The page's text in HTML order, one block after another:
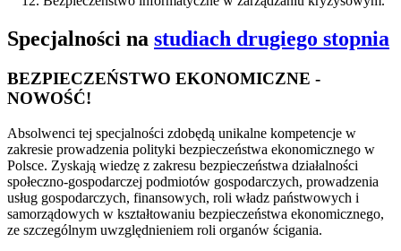
Specjalności na studiach drugiego stopnia
BEZPIECZEŃSTWO EKONOMICZNE -
NOWOŚĆ!
Absolwenci tej specjalności zdobędą unikalne kompetencje w
zakresie prowadzenia polityki bezpieczeństwa ekonomicznego w
Polsce. Zyskają wiedzę z zakresu bezpieczeństwa działalności
społeczno-gospodarczej podmiotów gospodarczych, prowadzenia
usług gospodarczych, finansowych, roli władz państwowych i
samorządowych w kształtowaniu bezpieczeństwa ekonomicznego,
ze szczególnym uwzględnieniem roli organów ścigania.